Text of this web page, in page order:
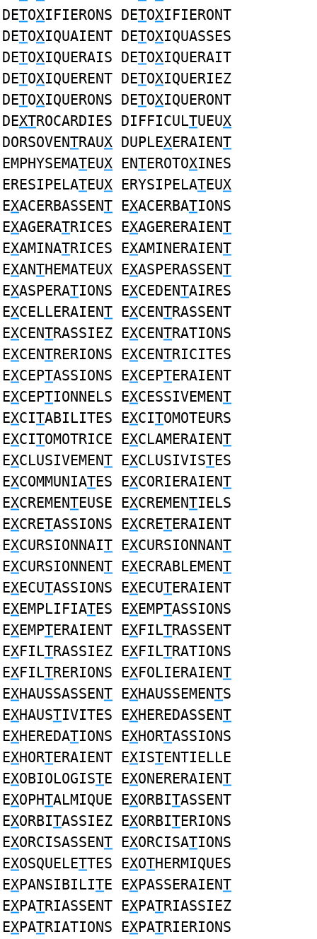
DETOXIFIERONS DETOXIFIERONT
DETOXIQUAIENT DETOXIQUASSES
DETOXIQUERAIS DETOXIQUERAIT
DETOXIQUERENT DETOXIQUERIEZ
DETOXIQUERONS DETOXIQUERONT
DEXTROCARDIES DIFFICULTUEUX
DORSOVENTRAUX DUPLEXERAIENT
EMPHYSEMATEUX ENTEROTOXINES
ERESIPELATEUX ERYSIPELATEUX
EXACERBASSENT EXACERBATIONS
EXAGERATRICES EXAGERERAIENT
EXAMINATRICES EXAMINERAIENT
EXANTHEMATEUX EXASPERASSENT
EXASPERATIONS EXCEDENTAIRES
EXCELLERAIENT EXCENTRASSENT
EXCENTRASSIEZ EXCENTRATIONS
EXCENTRERIONS EXCENTRICITES
EXCEPTASSIONS EXCEPTERAIENT
EXCEPTIONNELS EXCESSIVEMENT
EXCITABILITES EXCITOMOTEURS
EXCITOMOTRICE EXCLAMERAIENT
EXCLUSIVEMENT EXCLUSIVISTES
EXCOMMUNIATES EXCORIERAIENT
EXCREMENTEUSE EXCREMENTIELS
EXCRETASSIONS EXCRETERAIENT
EXCURSIONNAIT EXCURSIONNANT
EXCURSIONNENT EXECRABLEMENT
EXECUTASSIONS EXECUTERAIENT
EXEMPLIFIATES EXEMPTASSIONS
EXEMPTERAIENT EXFILTRASSENT
EXFILTRASSIEZ EXFILTRATIONS
EXFILTRERIONS EXFOLIERAIENT
EXHAUSSASSENT EXHAUSSEMENTS
EXHAUSTIVITES EXHEREDASSENT
EXHEREDATIONS EXHORTASSIONS
EXHORTERAIENT EXISTENTIELLE
EXOBIOLOGISTE EXONERERAIENT
EXOPHTALMIQUE EXORBITASSENT
EXORBITASSIEZ EXORBITERIONS
EXORCISASSENT EXORCISATIONS
EXOSQUELETTES EXOTHERMIQUES
EXPANSIBILITE EXPASSERAIENT
EXPATRIASSENT EXPATRIASSIEZ
EXPATRIATIONS EXPATRIERIONS